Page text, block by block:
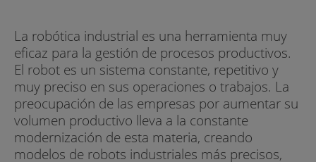
La robótica industrial es una herramienta muy
eficaz para la gestión de procesos productivos.
El robot es un sistema constante, repetitivo y
muy preciso en sus operaciones o trabajos. La
preocupación de las empresas por aumentar su
volumen productivo lleva a la constante
modernización de esta materia, creando
modelos de robots industriales más precisos,